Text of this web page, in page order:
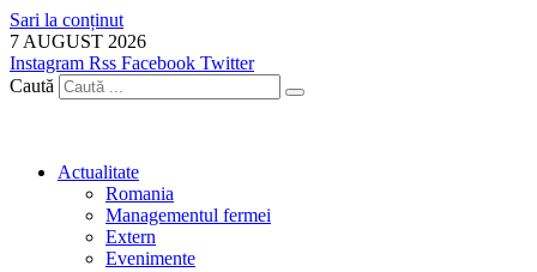
Sari la conținut
7 AUGUST 2026
Instagram Rss Facebook Twitter
Caută
Actualitate
Romania
Managementul fermei
Extern
Evenimente